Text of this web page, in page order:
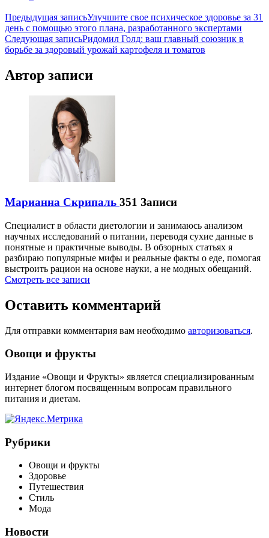
Навигация
по
записям
Предыдущая записьУлучшите свое психическое здоровье за 31
день с помощью этого плана, разработанного экспертами
Следующая записьРидомил Голд: ваш главный союзник в
борьбе за здоровый урожай картофеля и томатов
Автор записи
Марианна Скрипаль 351 Записи
Специалист в области диетологии и занимаюсь анализом
научных исследований о питании, переводя сухие данные в
понятные и практичные выводы. В обзорных статьях я
разбираю популярные мифы и реальные факты о еде, помогая
выстроить рацион на основе науки, а не модных обещаний.
Смотреть все записи
Оставить комментарий
Для отправки комментария вам необходимо авторизоваться.
Виджеты
Овощи и фрукты
Издание «Овощи и Фрукты» является специализированным
интернет блогом посвященным вопросам правильного
питания и диетам.
Рубрики
Овощи и фрукты
Здоровье
Путешествия
Стиль
Мода
Новости